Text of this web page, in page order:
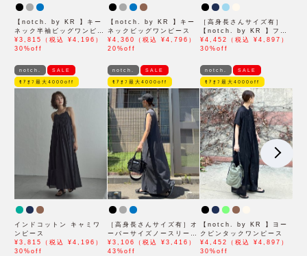
【notch. by KR 】キー
ネック半袖ビッグワンピー
ス
¥3,815（税込 ¥4,196）
30%off
【notch. by KR 】キー
ネックビッグワンピース
¥4,360（税込 ¥4,796）
20%off
［高身長さんサイズ有］
【notch. by KR 】フロ
ント刺繍スキッパーワンピ
ース
¥4,452（税込 ¥4,897）
30%off
notch. SALE
ﾓｱｵﾌ最大4000off
インドコットン キャミワ
ンピース
¥3,815（税込 ¥4,196）
30%off
notch. SALE
ﾓｱｵﾌ最大4000off
［高身長さんサイズ有］オ
ーバーサイズノースリーブ
ワンピース
¥3,106（税込 ¥3,416）
43%off
notch. SALE
ﾓｱｵﾌ最大4000off
【notch. by KR 】ヨー
クピンタックワンピース
¥4,452（税込 ¥4,897）
30%off